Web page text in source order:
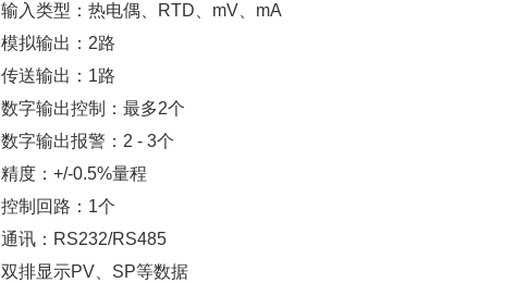
输入类型：热电偶、RTD、mV、mA
模拟输出：2路
传送输出：1路
数字输出控制：最多2个
数字输出报警：2 - 3个
精度：+/-0.5%量程
控制回路：1个
通讯：RS232/RS485
双排显示PV、SP等数据